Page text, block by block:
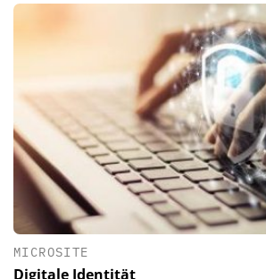
MICROSITE
Digitale Identität